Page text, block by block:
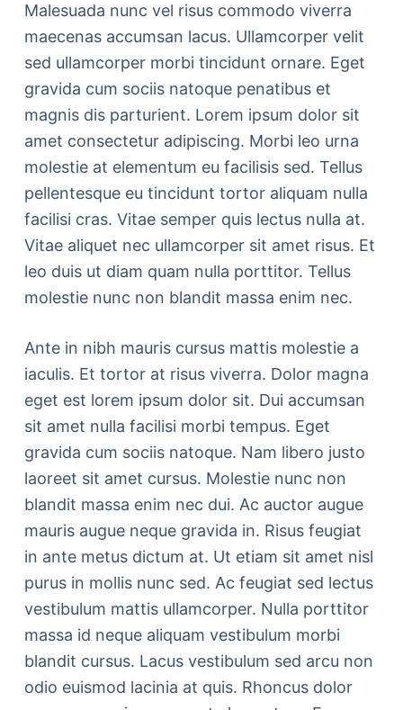
Malesuada nunc vel risus commodo viverra
maecenas accumsan lacus. Ullamcorper velit
sed ullamcorper morbi tincidunt ornare. Eget
gravida cum sociis natoque penatibus et
magnis dis parturient. Lorem ipsum dolor sit
amet consectetur adipiscing. Morbi leo urna
molestie at elementum eu facilisis sed. Tellus
pellentesque eu tincidunt tortor aliquam nulla
facilisi cras. Vitae semper quis lectus nulla at.
Vitae aliquet nec ullamcorper sit amet risus. Et
leo duis ut diam quam nulla porttitor. Tellus
molestie nunc non blandit massa enim nec.
Ante in nibh mauris cursus mattis molestie a
iaculis. Et tortor at risus viverra. Dolor magna
eget est lorem ipsum dolor sit. Dui accumsan
sit amet nulla facilisi morbi tempus. Eget
gravida cum sociis natoque. Nam libero justo
laoreet sit amet cursus. Molestie nunc non
blandit massa enim nec dui. Ac auctor augue
mauris augue neque gravida in. Risus feugiat
in ante metus dictum at. Ut etiam sit amet nisl
purus in mollis nunc sed. Ac feugiat sed lectus
vestibulum mattis ullamcorper. Nulla porttitor
massa id neque aliquam vestibulum morbi
blandit cursus. Lacus vestibulum sed arcu non
odio euismod lacinia at quis. Rhoncus dolor